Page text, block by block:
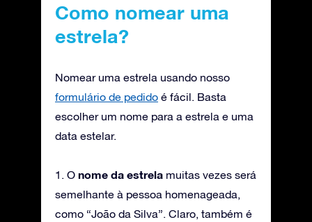
Como nomear uma
estrela?
Nomear uma estrela usando nosso
formulário de pedido é fácil. Basta
escolher um nome para a estrela e uma
data estelar.
1. O nome da estrela muitas vezes será
semelhante à pessoa homenageada,
como “João da Silva”. Claro, também é